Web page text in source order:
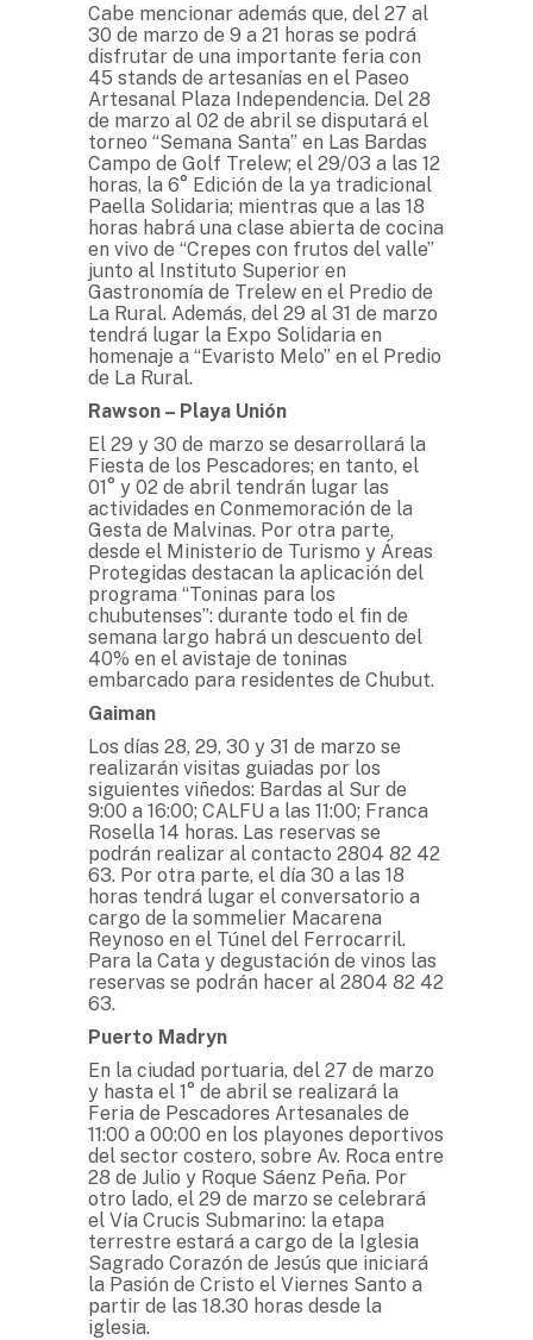
Cabe mencionar además que, del 27 al
30 de marzo de 9 a 21 horas se podrá
disfrutar de una importante feria con
45 stands de artesanías en el Paseo
Artesanal Plaza Independencia. Del 28
de marzo al 02 de abril se disputará el
torneo “Semana Santa” en Las Bardas
Campo de Golf Trelew; el 29/03 a las 12
horas, la 6° Edición de la ya tradicional
Paella Solidaria; mientras que a las 18
horas habrá una clase abierta de cocina
en vivo de “Crepes con frutos del valle”
junto al Instituto Superior en
Gastronomía de Trelew en el Predio de
La Rural. Además, del 29 al 31 de marzo
tendrá lugar la Expo Solidaria en
homenaje a “Evaristo Melo” en el Predio
de La Rural.
Rawson – Playa Unión
El 29 y 30 de marzo se desarrollará la
Fiesta de los Pescadores; en tanto, el
01° y 02 de abril tendrán lugar las
actividades en Conmemoración de la
Gesta de Malvinas. Por otra parte,
desde el Ministerio de Turismo y Áreas
Protegidas destacan la aplicación del
programa “Toninas para los
chubutenses”: durante todo el fin de
semana largo habrá un descuento del
40% en el avistaje de toninas
embarcado para residentes de Chubut.
Gaiman
Los días 28, 29, 30 y 31 de marzo se
realizarán visitas guiadas por los
siguientes viñedos: Bardas al Sur de
9:00 a 16:00; CALFU a las 11:00; Franca
Rosella 14 horas. Las reservas se
podrán realizar al contacto 2804 82 42
63. Por otra parte, el día 30 a las 18
horas tendrá lugar el conversatorio a
cargo de la sommelier Macarena
Reynoso en el Túnel del Ferrocarril.
Para la Cata y degustación de vinos las
reservas se podrán hacer al 2804 82 42
63.
Puerto Madryn
En la ciudad portuaria, del 27 de marzo
y hasta el 1° de abril se realizará la
Feria de Pescadores Artesanales de
11:00 a 00:00 en los playones deportivos
del sector costero, sobre Av. Roca entre
28 de Julio y Roque Sáenz Peña. Por
otro lado, el 29 de marzo se celebrará
el Vía Crucis Submarino: la etapa
terrestre estará a cargo de la Iglesia
Sagrado Corazón de Jesús que iniciará
la Pasión de Cristo el Viernes Santo a
partir de las 18.30 horas desde la
iglesia.